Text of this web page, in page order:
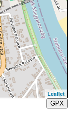
Leaflet
GPX